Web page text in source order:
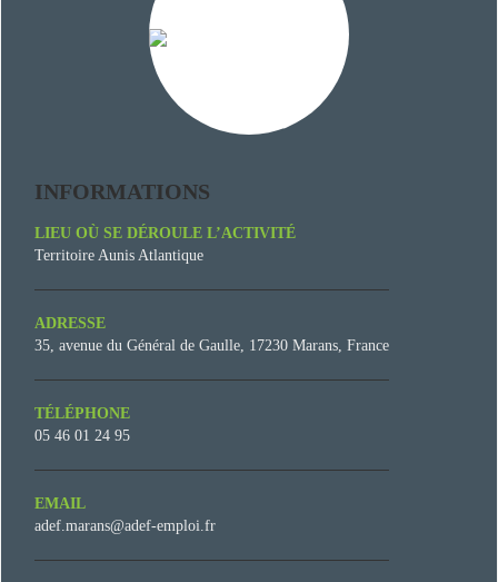
INFORMATIONS
LIEU OÙ SE DÉROULE L’ACTIVITÉ
Territoire Aunis Atlantique
ADRESSE
35, avenue du Général de Gaulle, 17230 Marans, France
TÉLÉPHONE
05 46 01 24 95
EMAIL
adef.marans@adef-emploi.fr